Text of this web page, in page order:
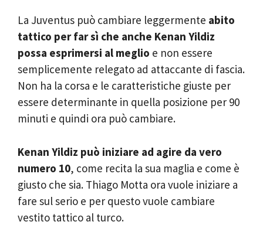
La Juventus può cambiare leggermente abito
tattico per far sì che anche Kenan Yildiz
possa esprimersi al meglio e non essere
semplicemente relegato ad attaccante di fascia.
Non ha la corsa e le caratteristiche giuste per
essere determinante in quella posizione per 90
minuti e quindi ora può cambiare.
Kenan Yildiz può iniziare ad agire da vero
numero 10, come recita la sua maglia e come è
giusto che sia. Thiago Motta ora vuole iniziare a
fare sul serio e per questo vuole cambiare
vestito tattico al turco.